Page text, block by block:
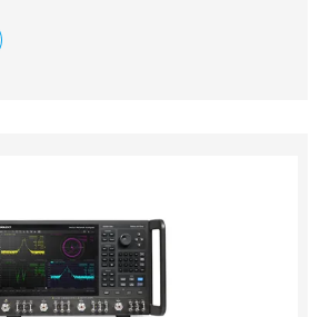
扩展功能，支持极限测试、纹波测试功
嵌入功能，支持线性频率扫描、对数频